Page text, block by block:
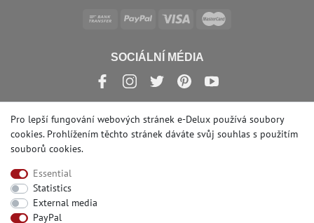
SOCIÁLNÍ MÉDIA
© Copyright 2026 | e-Delux GmbH
Pro lepší fungování webových stránek e-Delux používá soubory
cookies. Prohlížením těchto stránek dáváte svůj souhlas s použitím
souborů cookies.
Essential
Statistics
External media
PayPal